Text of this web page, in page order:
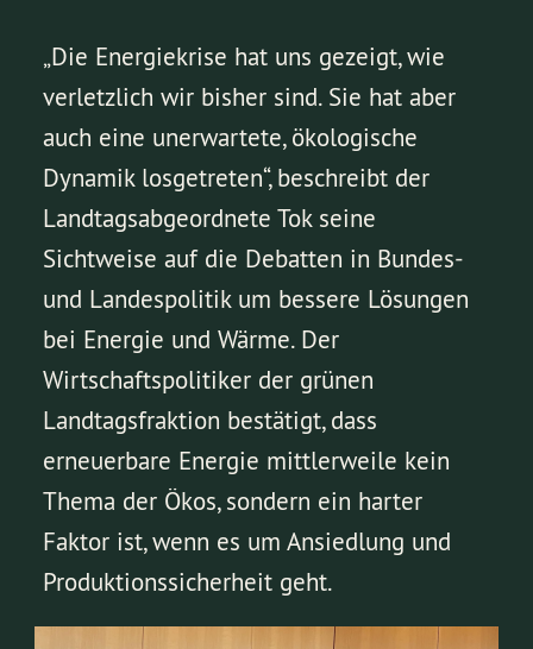
„Die Energiekrise hat uns gezeigt, wie
verletzlich wir bisher sind. Sie hat aber
auch eine unerwartete, ökologische
Dynamik losgetreten“, beschreibt der
Landtagsabgeordnete Tok seine
Sichtweise auf die Debatten in Bundes-
und Landespolitik um bessere Lösungen
bei Energie und Wärme. Der
Wirtschaftspolitiker der grünen
Landtagsfraktion bestätigt, dass
erneuerbare Energie mittlerweile kein
Thema der Ökos, sondern ein harter
Faktor ist, wenn es um Ansiedlung und
Produktionssicherheit geht.